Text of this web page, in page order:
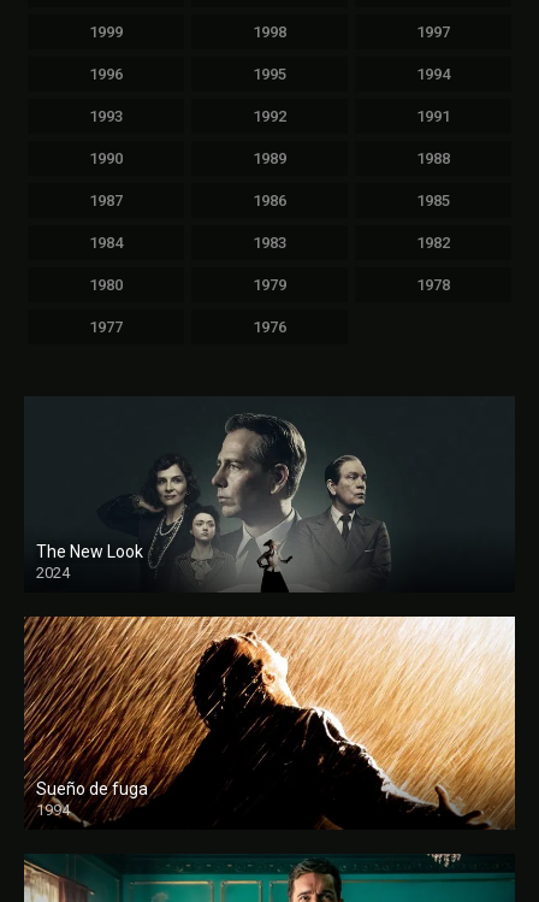
1999 1998 1997
1996 1995 1994
1993 1992 1991
1990 1989 1988
1987 1986 1985
1984 1983 1982
1980 1979 1978
1977 1976
The New Look
2024
Sueño de fuga
1994
FULL HD